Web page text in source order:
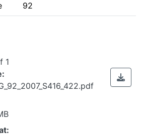
92
1